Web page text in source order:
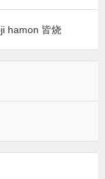
hamon 皆烧